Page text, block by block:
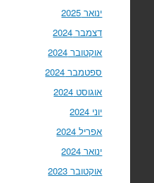
ינואר 2025
דצמבר 2024
אוקטובר 2024
ספטמבר 2024
אוגוסט 2024
יוני 2024
אפריל 2024
ינואר 2024
אוקטובר 2023